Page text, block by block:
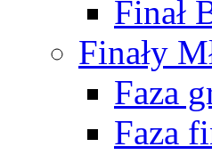
Finał
Finały
Faza
Faza